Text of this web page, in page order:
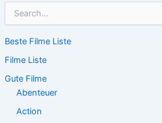
h
n
n
Beste Filme Liste
Filme Liste
Gute Filme
Abenteuer
Action